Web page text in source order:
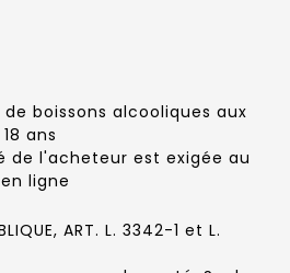
boissons alcooliques aux
ans
de l'acheteur est exigée au
ligne
ART. L. 3342-1 et L.